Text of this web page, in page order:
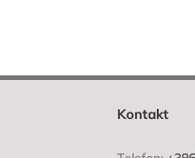
Kontakt